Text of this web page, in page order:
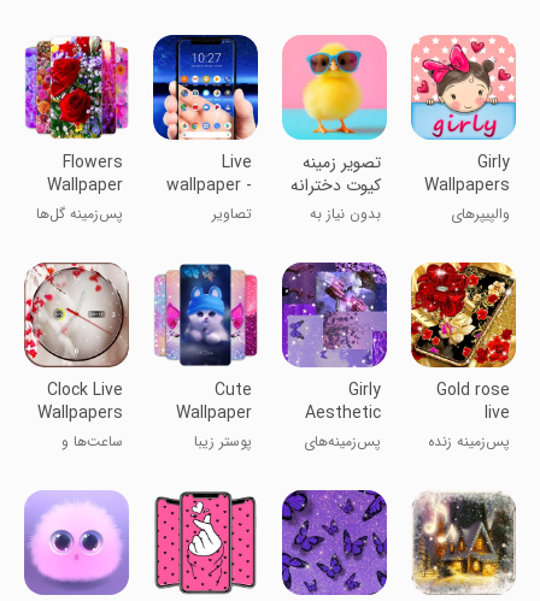
Girly
Wallpapers
for Girls
والپیپرهای
دخترها
‏تصویر زمینه
کیوت دخترانه
بدون نیاز به
Live
wallpaper -
Transparent
تصاویر
Flowers
Wallpaper
پس‌زمینه گل‌ها
Gold rose
live
wallpaper
پس‌زمینه زنده
Girly
Aesthetic
Wallpaper
پس‌زمینه‌های
Cute
Wallpaper
پوستر زیبا
Clock Live
Wallpapers
ساعت‌ها و
زنده